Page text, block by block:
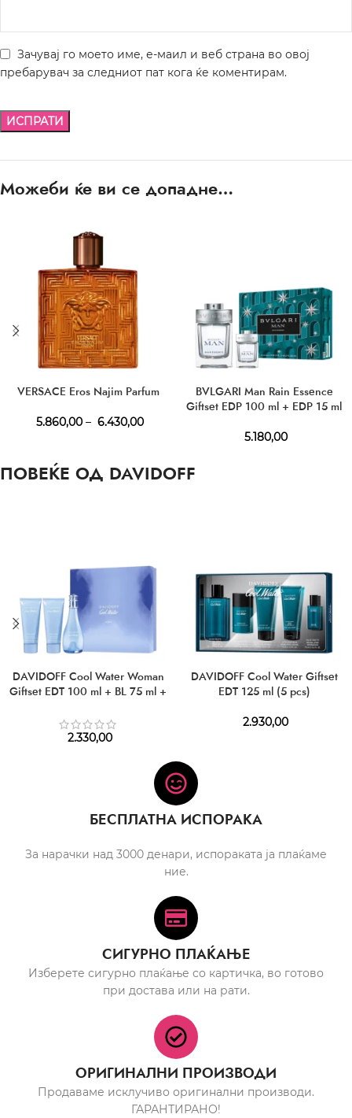
Зачувај го моето име, е-маил и веб страна во овој
пребарувач за следниот пат кога ќе коментирам.
Можеби ќе ви се допадне…
VERSACE Eros Najim Parfum
5.860,00 – 6.430,00
BVLGARI Man Rain Essence
Giftset EDP 100 ml + EDP 15 ml
5.180,00
ПОВЕЌЕ ОД DAVIDOFF
DAVIDOFF Cool Water Woman
Giftset EDT 100 ml + BL 75 ml +
2.330,00
DAVIDOFF Cool Water Giftset
EDT 125 ml (5 pcs)
2.930,00
БЕСПЛАТНА ИСПОРАКА
За нарачки над 3000 денари, испораката ја плаќаме
ние.
СИГУРНО ПЛАЌАЊЕ
Изберете сигурно плаќање со картичка, во готово
при достава или на рати.
ОРИГИНАЛНИ ПРОИЗВОДИ
Продаваме исклучиво оригинални производи.
ГАРАНТИРАНО!